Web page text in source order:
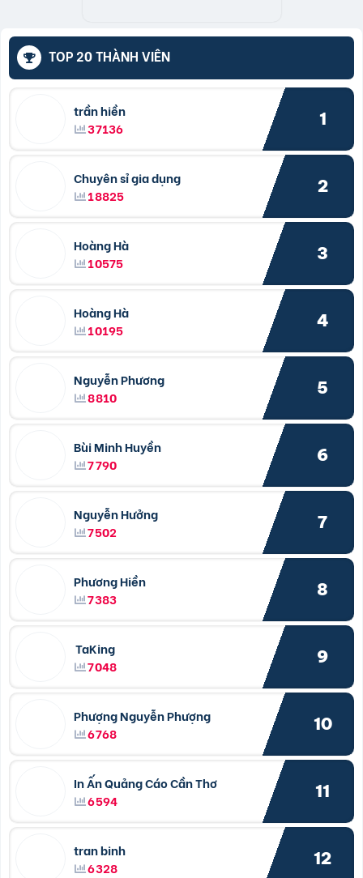
TOP 20 THÀNH VIÊN
trần hiền
37136
1
Chuyên sỉ gia dụng
18825
2
Hoàng Hà
10575
3
Hoàng Hà
10195
4
Nguyễn Phương
8810
5
Bùi Minh Huyền
7790
6
Nguyễn Hưởng
7502
7
Phương Hiền
7383
8
TaKing
7048
9
Phượng Nguyễn Phượng
6768
10
In Ấn Quảng Cáo Cần Thơ
6594
11
tran binh
6328
12